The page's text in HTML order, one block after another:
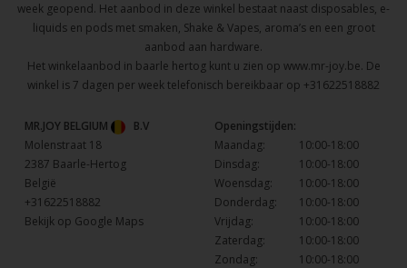
week geopend. Het aanbod in deze winkel bestaat naast disposables, e-
liquids en pods met smaken, Shake & Vapes, aroma’s en een groot
aanbod aan hardware.
Het winkelaanbod in baarle hertog kunt u zien op www.mr-joy.be. De
winkel is 7 dagen per week telefonisch bereikbaar op +31622518882
MR.JOY BELGIUM
B.V
Molenstraat 18
2387 Baarle-Hertog
België
+31622518882
Bekijk op Google Maps
Openingstijden:
Maandag:
10:00-18:00
Dinsdag:
10:00-18:00
Woensdag:
10:00-18:00
Donderdag:
10:00-18:00
Vrijdag:
10:00-18:00
Zaterdag:
10:00-18:00
Zondag:
10:00-18:00